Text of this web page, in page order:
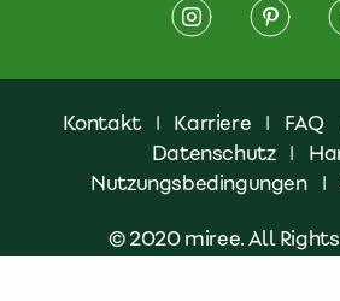
Kontakt | Karriere | FAQ
Datenschutz |
Nutzungsbedingungen
|
© 2020 miree. All